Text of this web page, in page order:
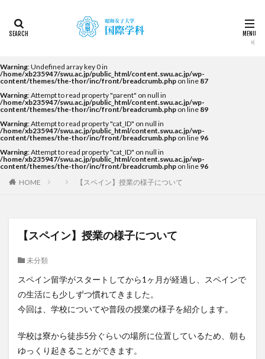
Warning: Undefined array key 0 in
/home/xb235947/swu.ac.jp/public_html/content.swu.ac.jp/wp-
content/themes/the-thor/inc/front/breadcrumb.php on line 87
Warning: Attempt to read property "parent" on null in
/home/xb235947/swu.ac.jp/public_html/content.swu.ac.jp/wp-
content/themes/the-thor/inc/front/breadcrumb.php on line 89
Warning: Attempt to read property "cat_ID" on null in
/home/xb235947/swu.ac.jp/public_html/content.swu.ac.jp/wp-
content/themes/the-thor/inc/front/breadcrumb.php on line 96
Warning: Attempt to read property "cat_ID" on null in
/home/xb235947/swu.ac.jp/public_html/content.swu.ac.jp/wp-
content/themes/the-thor/inc/front/breadcrumb.php on line 96
HOME
【スペイン】授業の様子について
【スペイン】授業の様子について
未分類
スペイン留学がスタートしてから1ヶ月が経過し、スペインで
の生活にも少しずつ慣れてきました。
今回は、学校についてや普段の授業の様子を紹介します。
学校は寮から徒歩5分ぐらいの場所に位置しているため、朝も
ゆっくり起きることができます。
2022 2023 2024 2025 2026
KF
NEWS
STUDENTS OF THE YEAR
Temple University Japan Campus（TUJ）
The British School in Tokyo（BST）
UQ
アルカラ
アルカラ大学
アルカラ大学あるかリングア
インターンシップ
カーン・ノルマンディー大学Carré international留学
カヤグム体験
クイーンズランド
コンテスト
シンポジウム
スケジュール
スピーチコンテスト
スペイン・アルカラ大学Alcalingua留学
スペイントレド
スペインバルセロナ
スペインマドリード
スペイン留学
スペイン語